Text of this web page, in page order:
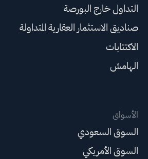
التداول خارج البورصة
صناديق الاستثمار العقارية المتداولة
الاكتتابات
الهامش
الأسواق
السوق السعودي
السوق الأمريكي